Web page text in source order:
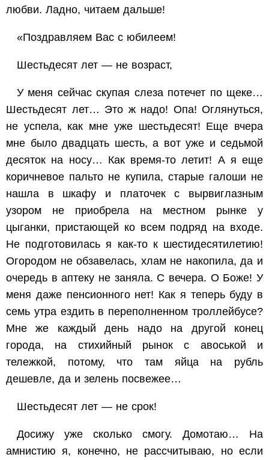
любви. Ладно, читаем дальше!
«Поздравляем Вас с юбилеем!
Шестьдесят лет — не возраст,
У меня сейчас скупая слеза потечет по щеке…
Шестьдесят лет… Это ж надо! Опа! Оглянуться,
не успела, как мне уже шестьдесят! Еще вчера
мне было двадцать шесть, а вот уже и седьмой
десяток на носу… Как время-то летит! А я еще
коричневое пальто не купила, старые галоши не
нашла в шкафу и платочек с вырвиглазным
узором не приобрела на местном рынке у
цыганки, пристающей ко всем подряд на входе.
Не подготовилась я как-то к шестидесятилетию!
Огородом не обзавелась, хлам не накопила, да и
очередь в аптеку не заняла. С вечера. О Боже! У
меня даже пенсионного нет! Как я теперь буду в
семь утра ездить в переполненном троллейбусе?
Мне же каждый день надо на другой конец
города, на стихийный рынок с авоськой и
тележкой, потому, что там яйца на рубль
дешевле, да и зелень посвежее…
Шестьдесят лет — не срок!
Досижу уже сколько смогу. Домотаю… На
амнистию я, конечно, не рассчитываю, но если